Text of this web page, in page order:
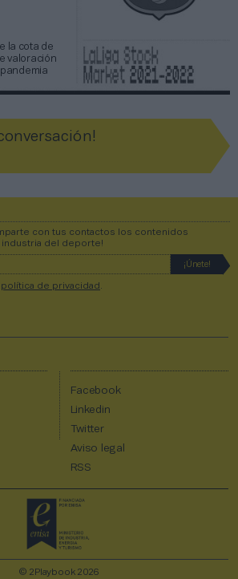
la cota de
valoración
con tus contactos los contenidos
industria del deporte!
política de privacidad
Facebook
Linkedin
Twitter
Aviso legal
RSS
© 2Playbook 2026